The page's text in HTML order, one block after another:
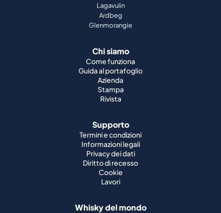
Lagavulin
Ardbeg
Glenmorangie
Chi siamo
Come funziona
Guida al portafoglio
Azienda
Stampa
Rivista
Supporto
Termini e condizioni
Informazioni legali
Privacy dei dati
Diritto di recesso
Cookie
Lavori
Whisky del mondo